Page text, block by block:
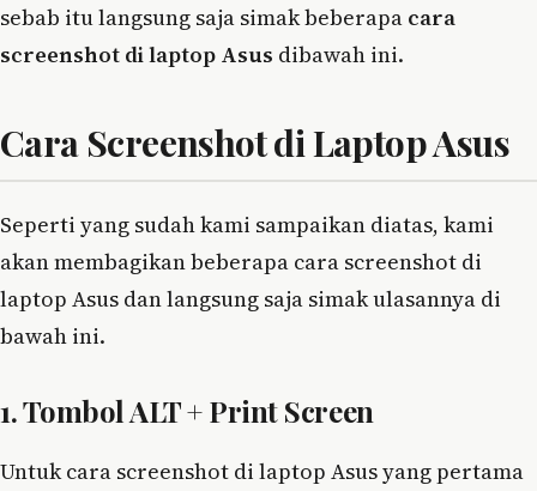
sebab itu langsung saja simak beberapa cara
screenshot di laptop Asus dibawah ini.
Cara Screenshot di Laptop Asus
Seperti yang sudah kami sampaikan diatas, kami
akan membagikan beberapa cara screenshot di
laptop Asus dan langsung saja simak ulasannya di
bawah ini.
1. Tombol ALT + Print Screen
Untuk cara screenshot di laptop Asus yang pertama